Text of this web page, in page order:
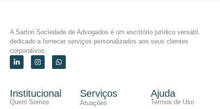
A Sartori Sociedade de Advogados é um escritório jurídico versátil,
dedicado a fornecer serviços personalizados aos seus clientes
corporativos.
Institucional
Quem Somos
Serviços
Atuações
Ajuda
Termos de Uso